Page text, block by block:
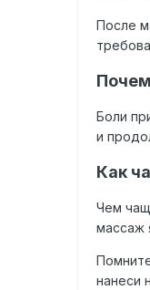
После
Боли
и
Как
Чем
массаж
нанеси